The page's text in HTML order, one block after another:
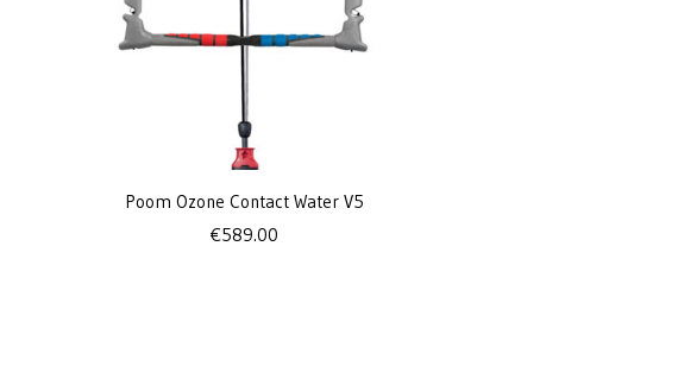
Poom Ozone Contact Water V5
€589.00